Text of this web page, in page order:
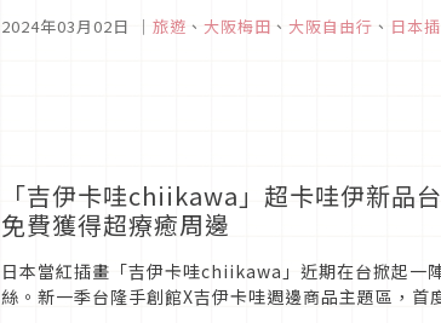
2024年03月02日 ｜ 旅遊 、 大阪梅田 、 大阪自由行 、 日本
「吉伊卡哇chiikawa」超卡哇伊新品
免費獲得超療癒周邊
日本當紅插畫「吉伊卡哇chiikawa」近期在台掀起一
絲。新一季台隆手創館X吉伊卡哇週邊商品主題區，